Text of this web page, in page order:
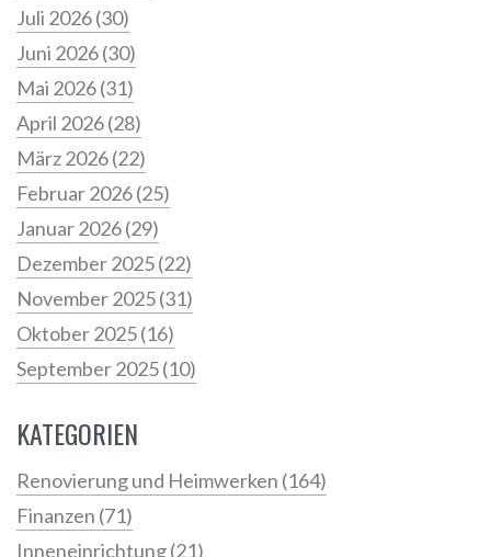
Juli 2026(30)
Juni 2026(30)
Mai 2026(31)
April 2026(28)
März 2026(22)
Februar 2026(25)
Januar 2026(29)
Dezember 2025(22)
November 2025(31)
Oktober 2025(16)
September 2025(10)
KATEGORIEN
Renovierung und Heimwerken (164)
Finanzen (71)
Inneneinrichtung(21)